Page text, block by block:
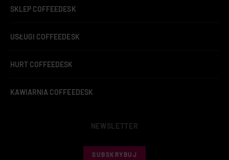
SKLEP COFFEEDESK
USŁUGI COFFEEDESK
HURT COFFEEDESK
KAWIARNIA COFFEEDESK
NEWSLETTER
SUBSKRYBUJ